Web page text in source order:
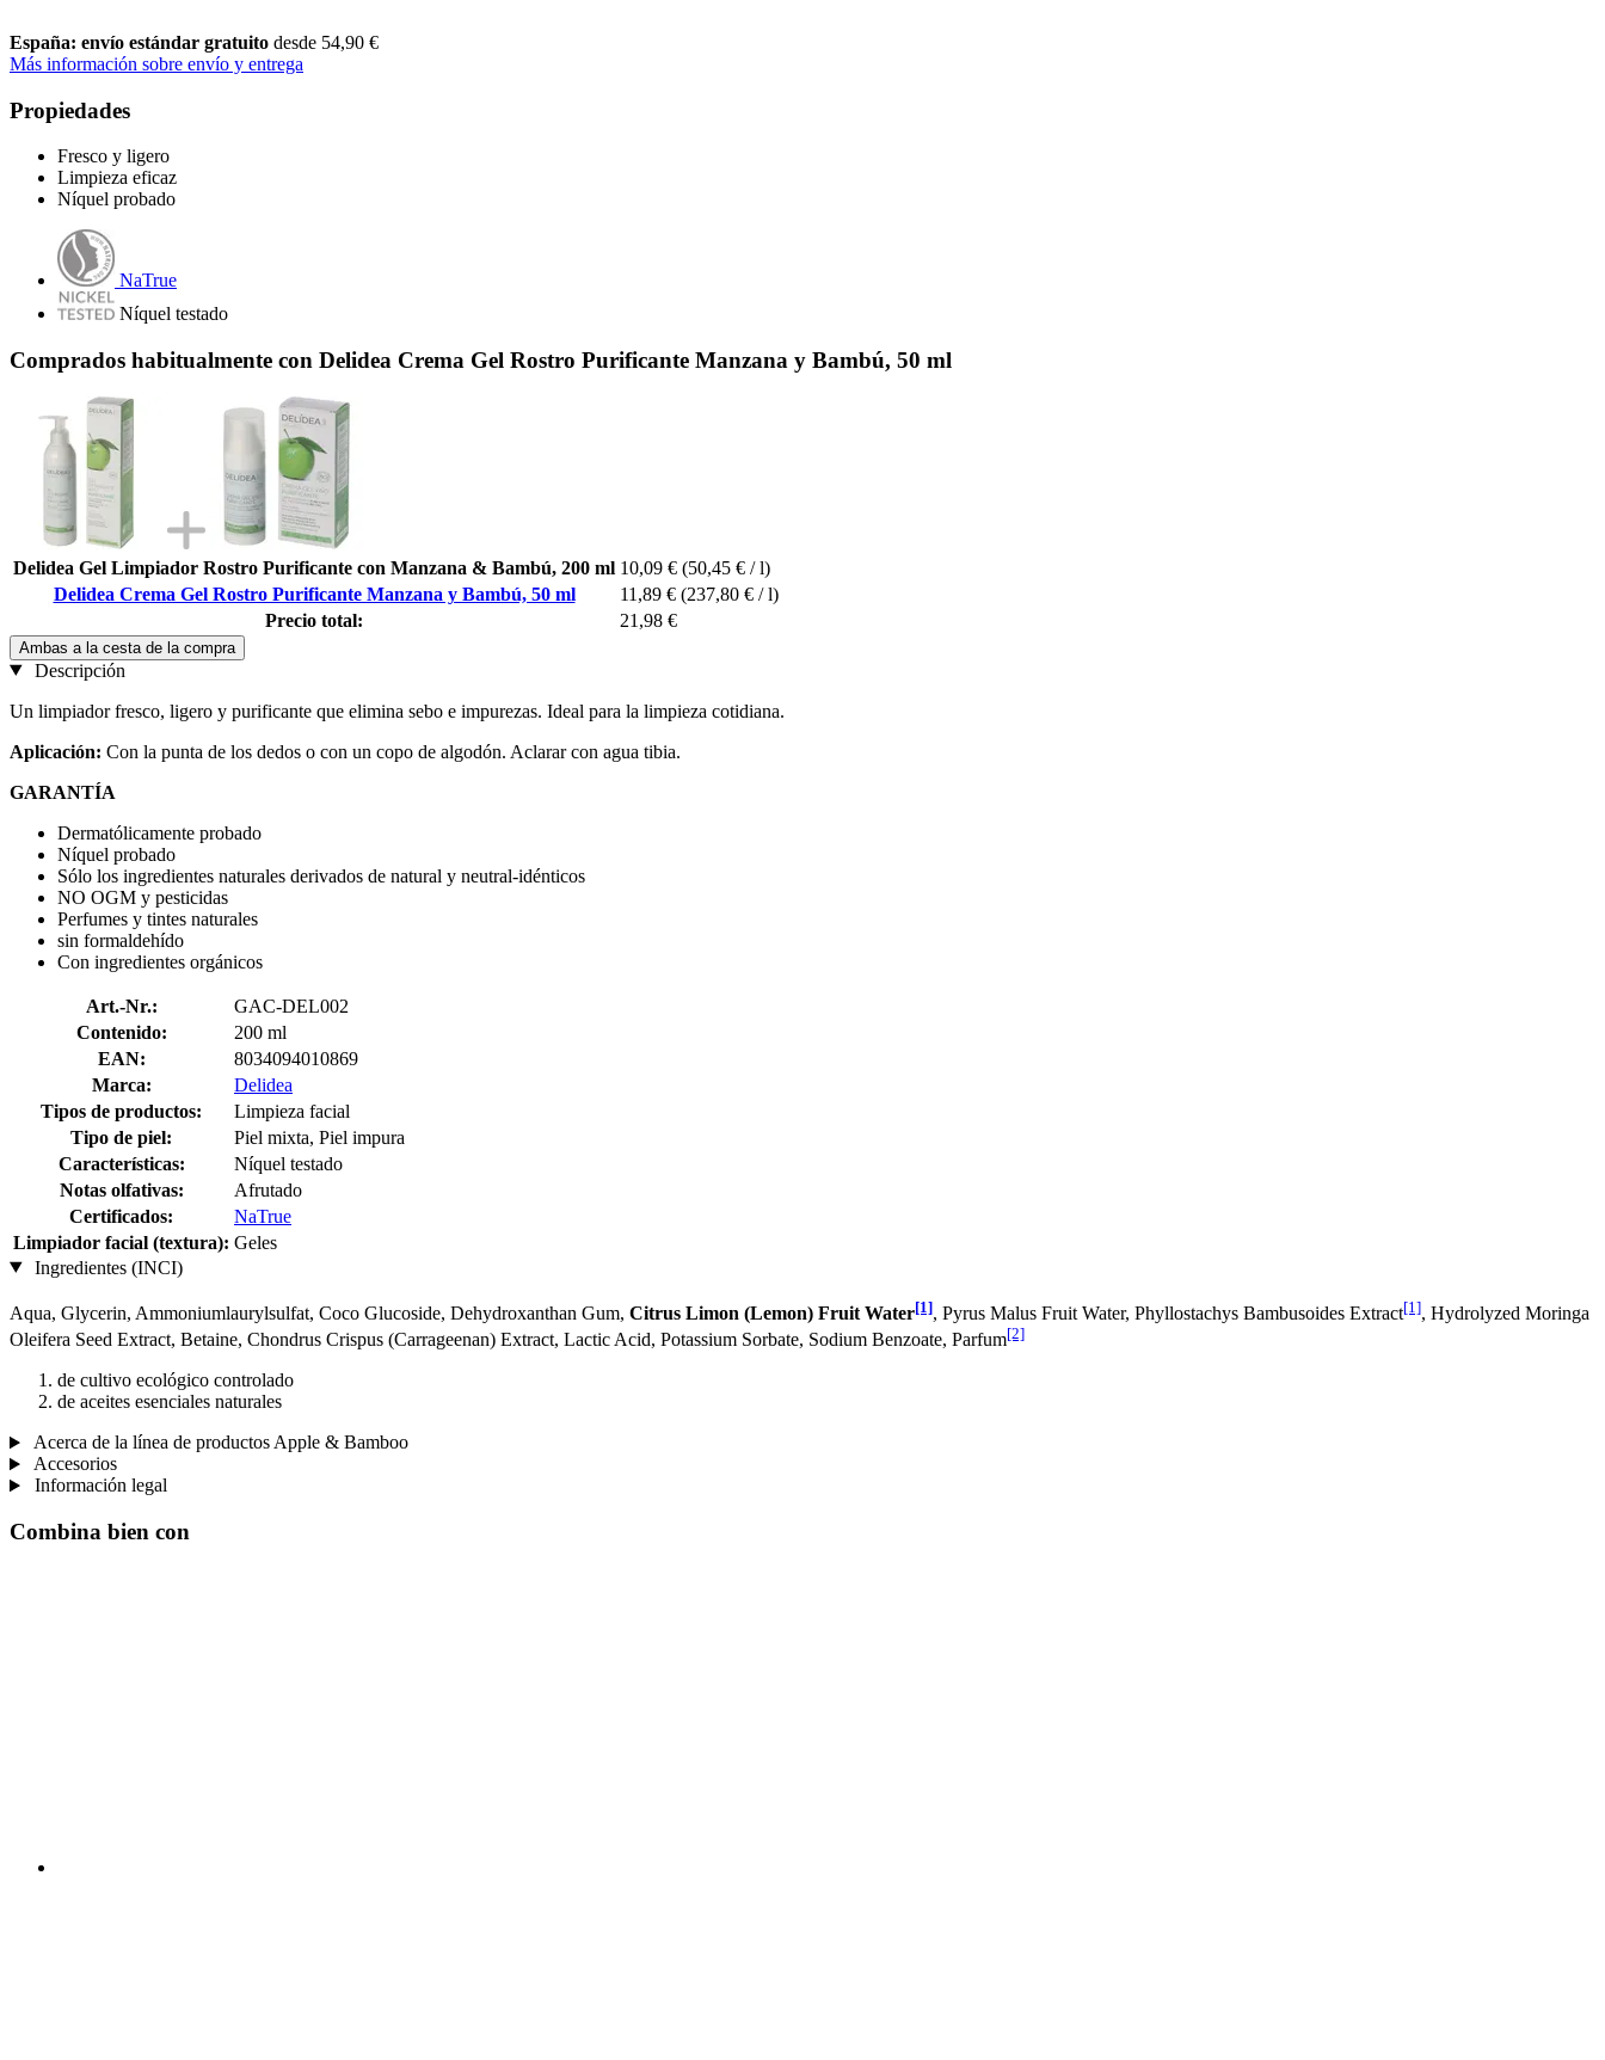
España: envío estándar gratuito desde 54,90 €
Más información sobre envío y entrega
Propiedades
Fresco y ligero
Limpieza eficaz
Níquel probado
NaTrue
Níquel testado
Comprados habitualmente con Delidea Crema Gel Rostro Purificante Manzana y Bambú, 50 ml
Delidea Gel Limpiador Rostro Purificante con Manzana & Bambú, 200 ml 10,09 € (50,45 € / l)
Delidea Crema Gel Rostro Purificante Manzana y Bambú, 50 ml
11,89 € (237,80 € / l)
Precio total:
21,98 €
Ambas a la cesta de la compra
Descripción
Un limpiador fresco, ligero y purificante que elimina sebo e impurezas. Ideal para la limpieza cotidiana.
Aplicación: Con la punta de los dedos o con un copo de algodón. Aclarar con agua tibia.
GARANTÍA
Dermatólicamente probado
Níquel probado
Sólo los ingredientes naturales derivados de natural y neutral-idénticos
NO OGM y pesticidas
Perfumes y tintes naturales
sin formaldehído
Con ingredientes orgánicos
Art.-Nr.:
GAC-DEL002
Contenido:
200 ml
EAN:
8034094010869
Marca:
Delidea
Tipos de productos:
Limpieza facial
Tipo de piel:
Piel mixta, Piel impura
Características:
Níquel testado
Notas olfativas:
Afrutado
Certificados:
NaTrue
Limpiador facial (textura): Geles
Ingredientes (INCI)
Aqua, Glycerin, Ammoniumlaurylsulfat, Coco Glucoside, Dehydroxanthan Gum, Citrus Limon (Lemon) Fruit Water[1], Pyrus Malus Fruit Water, Phyllostachys Bambusoides Extract[1], Hydrolyzed Moringa
Oleifera Seed Extract, Betaine, Chondrus Crispus (Carrageenan) Extract, Lactic Acid, Potassium Sorbate, Sodium Benzoate, Parfum[2]
de cultivo ecológico controlado
de aceites esenciales naturales
Acerca de la línea de productos Apple & Bamboo
Accesorios
Información legal
Combina bien con